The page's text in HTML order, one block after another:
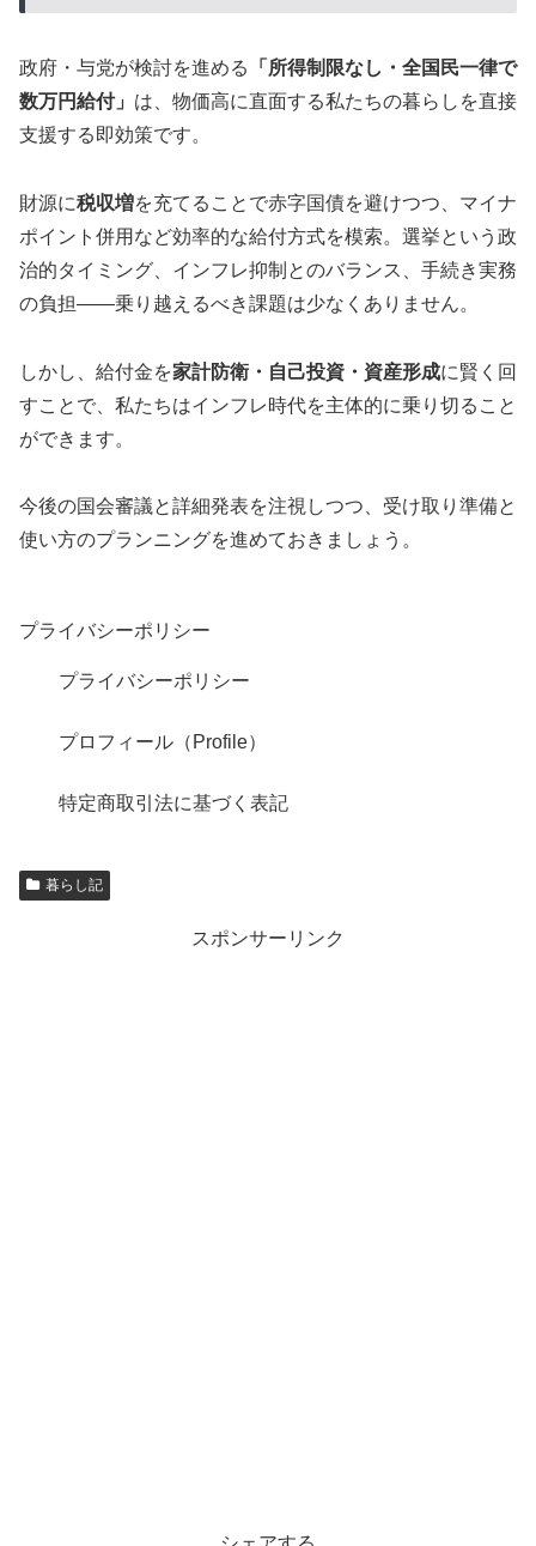
政府・与党が検討を進める
「所得制限なし・全国民一律で
数万円給付」 は、物価高に直面する私たちの暮らしを直接
支援する即効策です。
財源に税収増を充てることで赤字国債を避けつつ、マイナ
ポイント併用など効率的な給付方式を模索。選挙という政
治的タイミング、インフレ抑制とのバランス、手続き実務
の負担――乗り越えるべき課題は少なくありません。
しかし、給付金を家計防衛・自己投資・資産形成に賢く回
すことで、私たちはインフレ時代を主体的に乗り切ること
ができます。
今後の国会審議と詳細発表を注視しつつ、受け取り準備と
使い方のプランニングを進めておきましょう。
プライバシーポリシー
プライバシーポリシー
プロフィール（Profile）
特定商取引法に基づく表記
暮らし記
スポンサーリンク